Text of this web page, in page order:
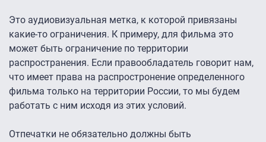
Это аудиовизуальная метка, к которой привязаны
какие-то ограничения. К примеру, для фильма это
может быть ограничение по территории
распространения. Если правообладатель говорит нам,
что имеет права на распростронение определенного
фильма только на территории России, то мы будем
работать с ним исходя из этих условий.
Отпечатки не обязательно должны быть